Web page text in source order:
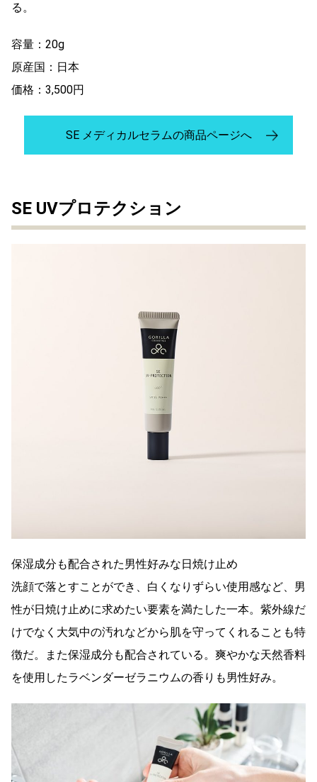
る。
容量：20g
原産国：日本
価格：3,500円
SE メディカルセラムの商品ページへ
SE UVプロテクション
保湿成分も配合された男性好みな日焼け止め
洗顔で落とすことができ、白くなりずらい使用感など、男
性が日焼け止めに求めたい要素を満たした一本。紫外線だ
けでなく大気中の汚れなどから肌を守ってくれることも特
徴だ。また保湿成分も配合されている。爽やかな天然香料
を使用したラベンダーゼラニウムの香りも男性好み。